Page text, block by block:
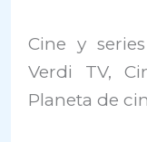
Cine y
Verdi TV,
Planeta de